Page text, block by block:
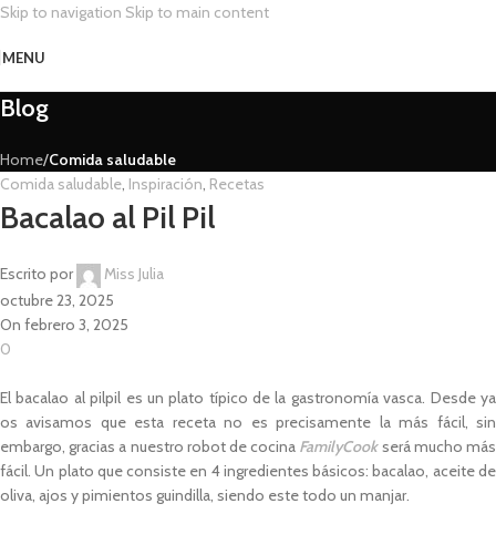
Skip to navigation Skip to main content
MENU
Blog
Home/Comida saludable
Comida saludable, Inspiración, Recetas
Bacalao al Pil Pil
Escrito por
Miss Julia
octubre 23, 2025
On febrero 3, 2025
0
El bacalao al pilpil es un plato típico de la gastronomía vasca. Desde ya
os avisamos que esta receta no es precisamente la más fácil, sin
embargo, gracias a nuestro robot de cocina FamilyCookserá mucho más
fácil. Un plato que consiste en 4 ingredientes básicos: bacalao, aceite de
oliva, ajos y pimientos guindilla, siendo este todo un manjar.